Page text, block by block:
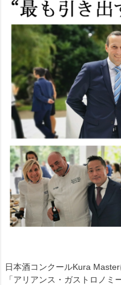
日本酒コンクールKura
「アリアンス・ガストロノミ